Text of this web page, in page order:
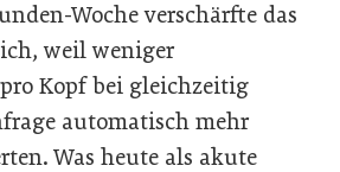
Woche verschärfte das
weil weniger
Kopf bei gleichzeitig
automatisch mehr
Was heute als akute